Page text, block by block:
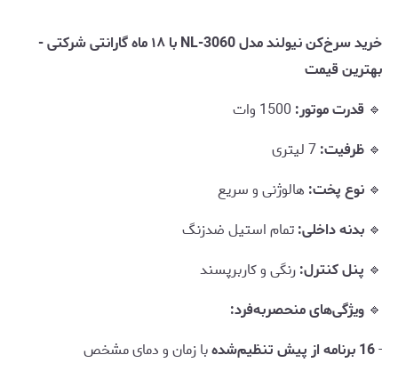
خرید سرخ‌کن نیولند مدل NL-3060 با ۱۸ ماه گارانتی شرکتی -
بهترین قیمت
🔹 قدرت موتور:
🔹 ظرفیت:
🔹 نوع پخت: هالوژنی و سریع
🔹 بدنه داخلی:تمام استیل ضدزنگ
🔹 پنل کنترل:رنگی و کاربرپسند
🔹 ویژگی‌های منحصربه‌فرد:
-16 برنامه از پیش تنظیم‌شده
با زمان و دمای مشخص